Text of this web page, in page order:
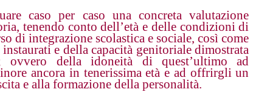
caso per caso una concreta valutazione
tenendo conto dell’età e delle condizioni di
di integrazione scolastica e sociale, così come
e della capacità genitoriale dimostrata
ovvero della idoneità di quest’ultimo ad
ancora in tenerissima età e ad offrirgli un
e alla formazione della personalità.